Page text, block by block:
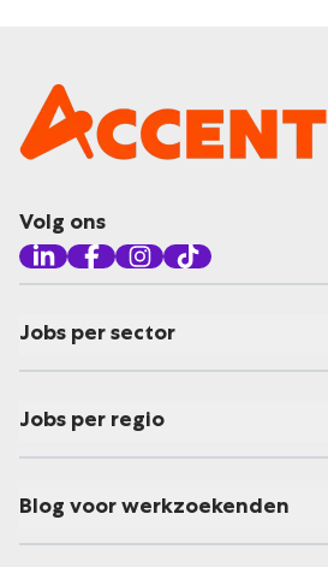
Volg ons
Jobs per sector
Jobs per regio
Blog voor werkzoekenden